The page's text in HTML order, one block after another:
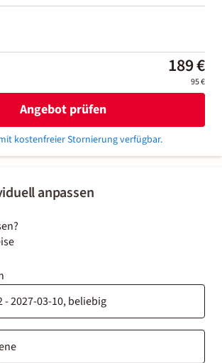
anpassen
189 €
95 €
Angebot prüfen
kostenfreier Stornierung verfügbar.